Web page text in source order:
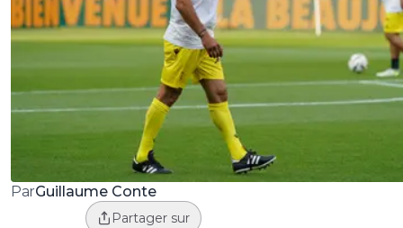
ParGuillaume Conte
Partager sur